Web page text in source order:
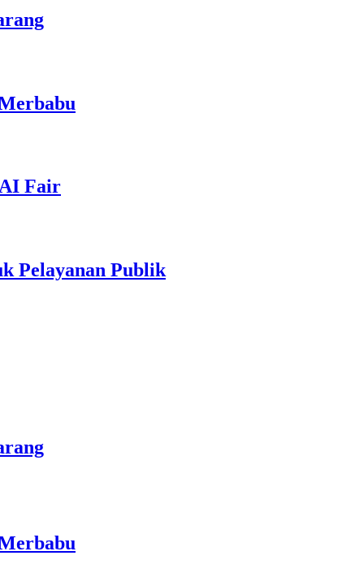
Fair
Pelayanan Publik